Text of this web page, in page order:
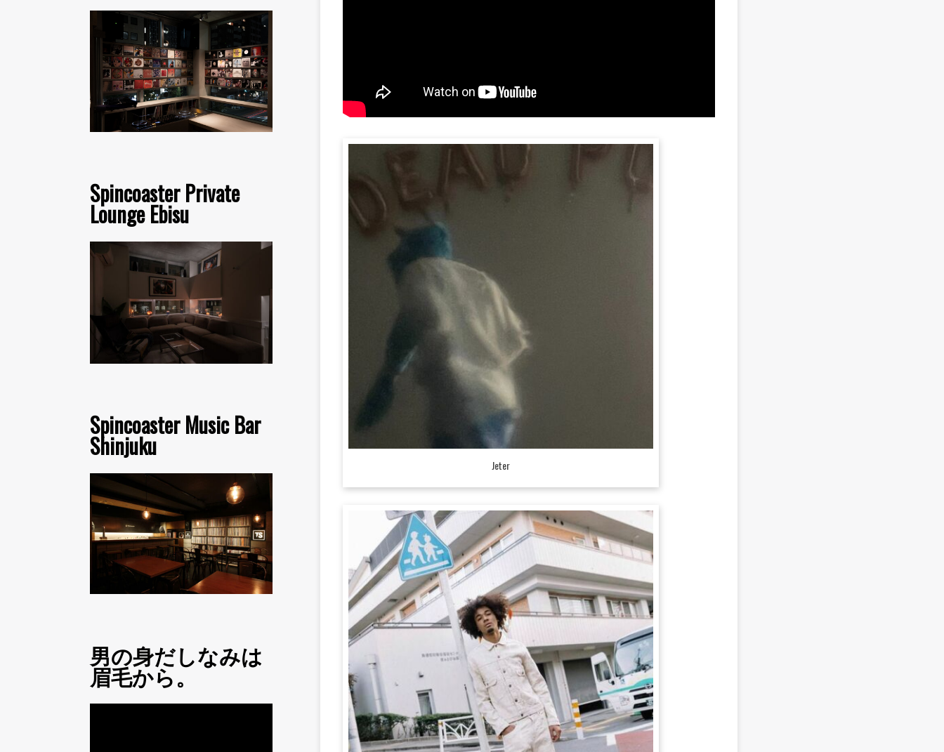
Spincoaster Private
Lounge Ebisu
Spincoaster Music Bar
Shinjuku
男の身だしなみは
眉毛から。
Jeter